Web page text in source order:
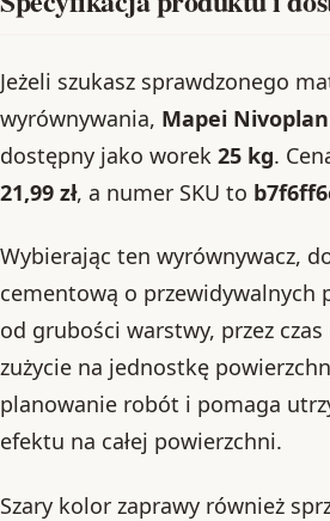
Jeżeli szukasz sprawdzonego
wyrównywania, Mapei
dostępny jako worek 25 kg.
21,99 zł, a numer SKU to
Wybierając ten wyrównywacz,
cementową o przewidywalnych
od grubości warstwy, przez
zużycie na jednostkę
planowanie robót i pomaga
efektu na całej powierzchni.
Szary kolor zaprawy również